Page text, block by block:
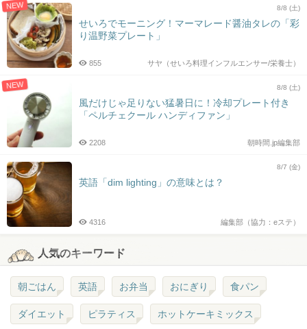
NEW 8/8 (土)
せいろでモーニング！マーマレード醤油タレの「彩
り温野菜プレート」
サヤ（せいろ料理インフルエンサー/栄養士）
855
NEW 8/8 (土)
風だけじゃ足りない猛暑日に！冷却プレート付き
「ペルチェクール ハンディファン」
朝時間.jp編集部
2208
8/7 (金)
英語「dim lighting」の意味とは？
編集部（協力：eステ）
4316
人気のキーワード
朝ごはん 英語 お弁当 おにぎり 食パン
ダイエット ピラティス ホットケーキミックス